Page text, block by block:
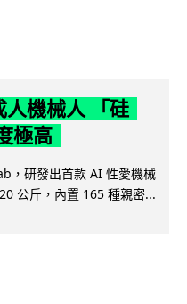
機械人 「硅
極高
，研發出首款 AI 性愛機械
公斤，內置 165 種親密...